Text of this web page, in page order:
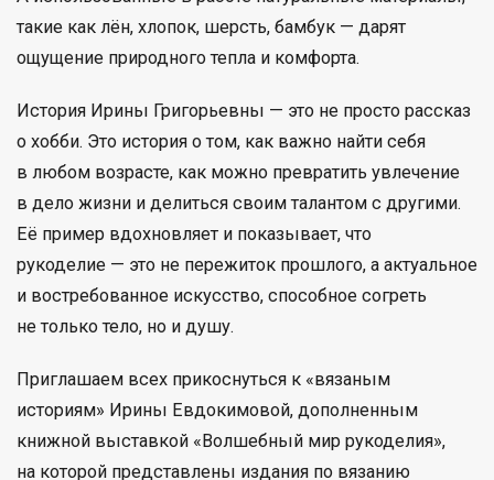
такие как лён, хлопок, шерсть, бамбук — дарят
ощущение природного тепла и комфорта.
История Ирины Григорьевны — это не просто рассказ
о хобби. Это история о том, как важно найти себя
в любом возрасте, как можно превратить увлечение
в дело жизни и делиться своим талантом с другими.
Её пример вдохновляет и показывает, что
рукоделие — это не пережиток прошлого, а актуальное
и востребованное искусство, способное согреть
не только тело, но и душу.
Приглашаем всех прикоснуться к «вязаным
историям» Ирины Евдокимовой, дополненным
книжной выставкой «Волшебный мир рукоделия»,
на которой представлены издания по вязанию